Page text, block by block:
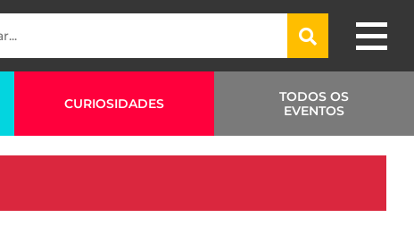
CURIOSIDADES
TODOS OS
EVENTOS